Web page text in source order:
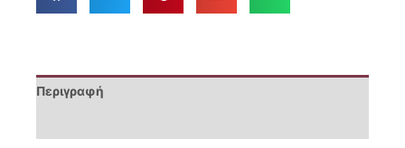
Περιγραφή